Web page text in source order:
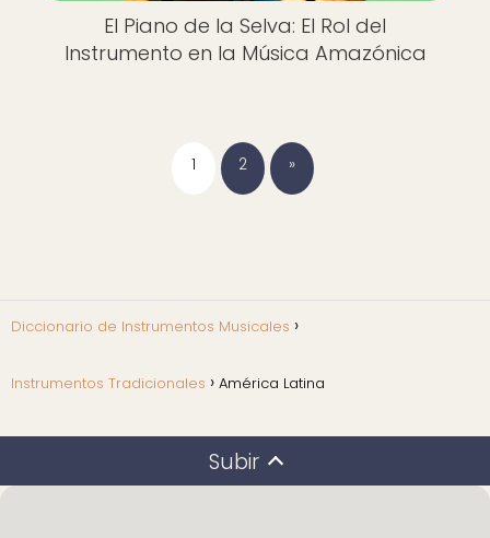
El Piano de la Selva: El Rol del
Instrumento en la Música Amazónica
1 2 »
Diccionario de Instrumentos Musicales
Instrumentos Tradicionales América Latina
Subir